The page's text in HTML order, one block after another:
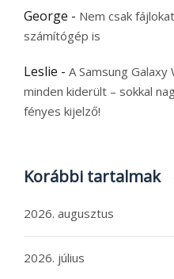
George - Nem csak
számítógép is
Leslie - A Samsung
minden kiderült – sokkal
fényes kijelző!
Korábbi tartalmak
2026. augusztus
2026. július